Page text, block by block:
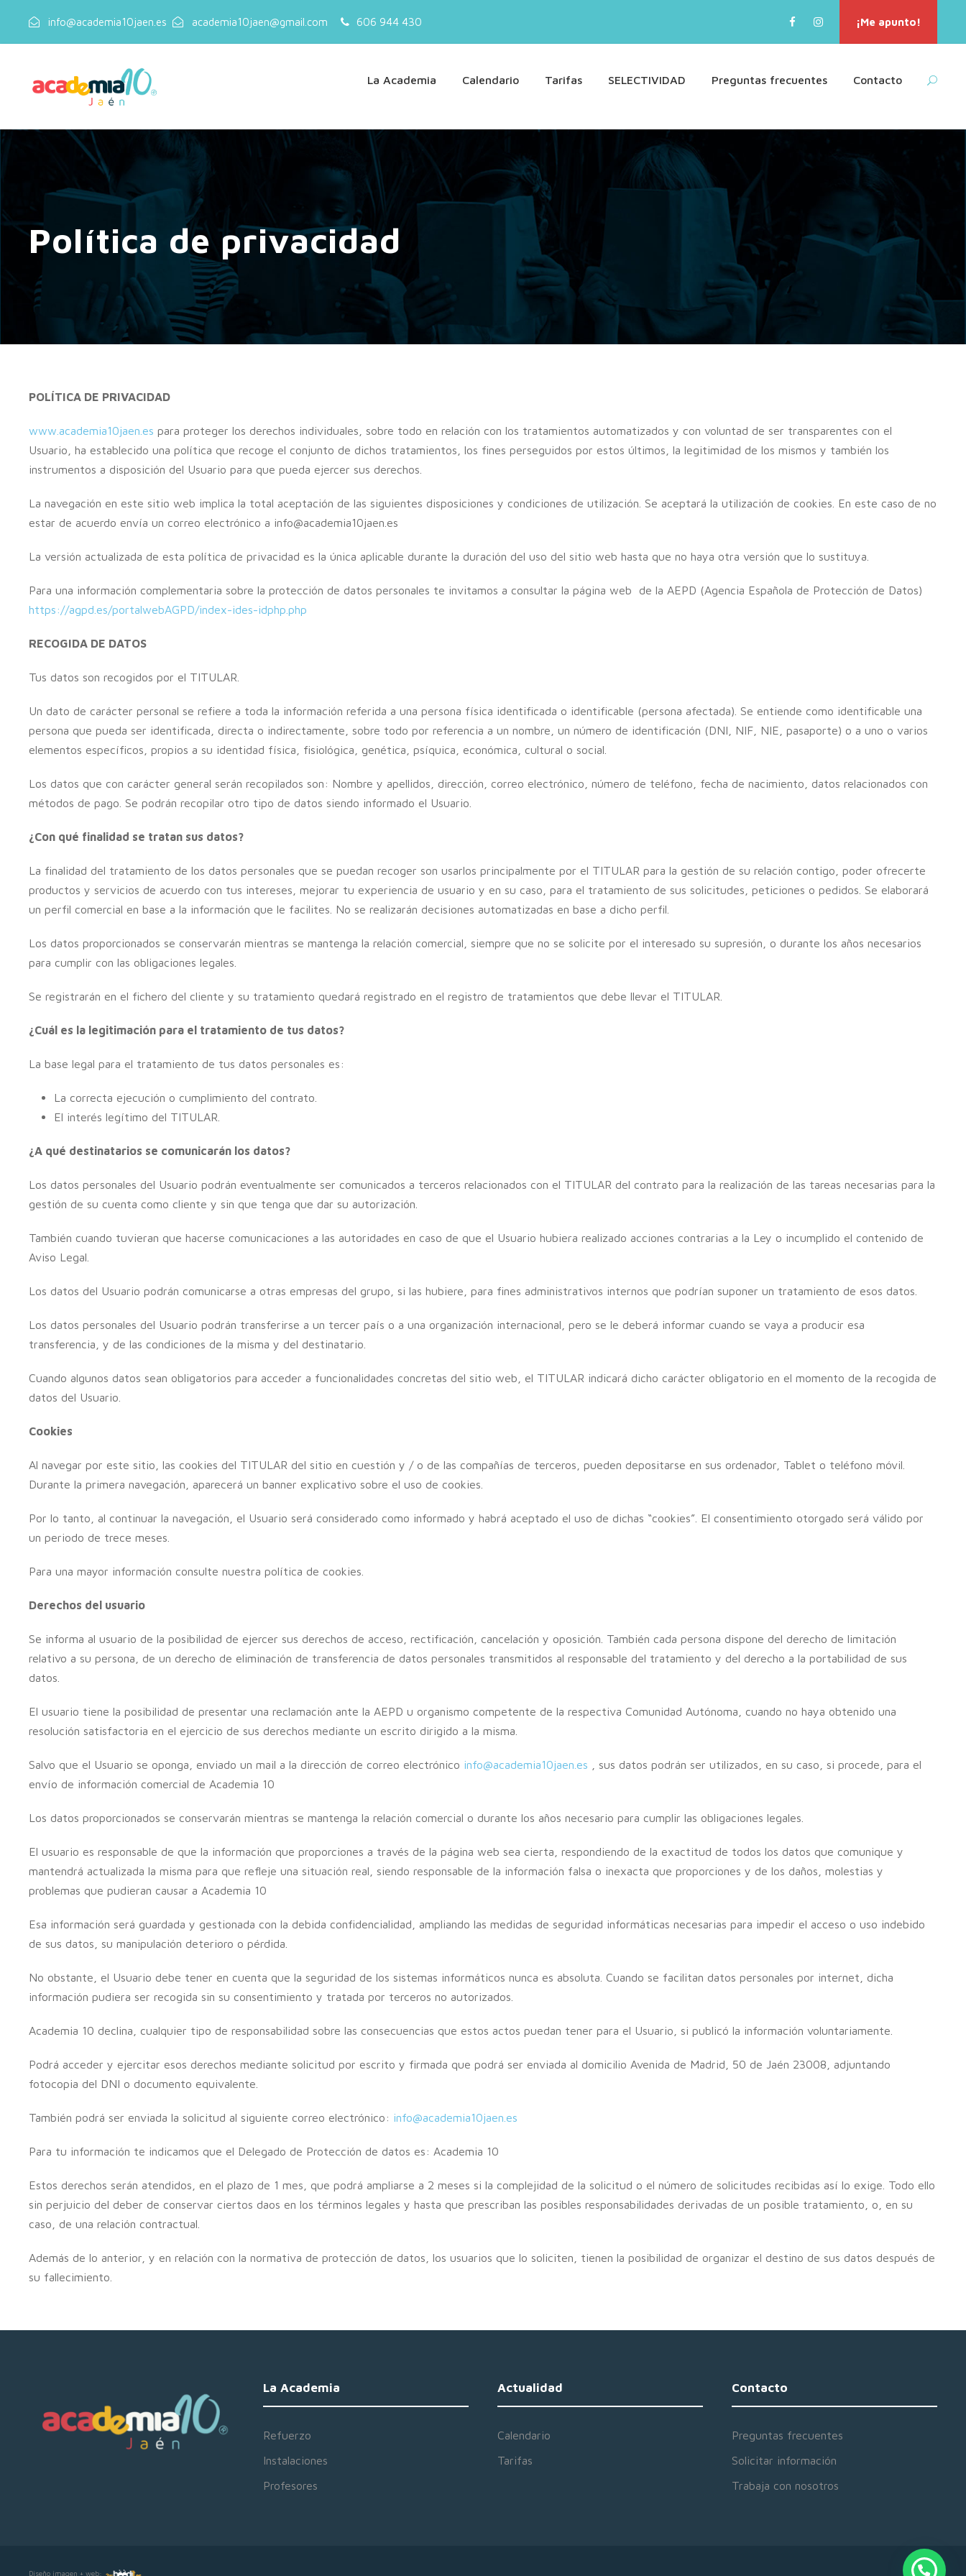
info@academia10jaen.es academia10jaen@gmail.com 606 944 430 ¡Me apunto!
La Academia Calendario Tarifas SELECTIVIDAD Preguntas frecuentes Contacto
Política de privacidad
POLÍTICA DE PRIVACIDAD
www.academia10jaen.es para proteger los derechos individuales, sobre todo en relación con los tratamientos automatizados y con voluntad de ser transparentes con el
Usuario, ha establecido una política que recoge el conjunto de dichos tratamientos, los fines perseguidos por estos últimos, la legitimidad de los mismos y también los
instrumentos a disposición del Usuario para que pueda ejercer sus derechos.
La navegación en este sitio web implica la total aceptación de las siguientes disposiciones y condiciones de utilización. Se aceptará la utilización de cookies. En este caso de no
estar de acuerdo envía un correo electrónico a info@academia10jaen.es
La versión actualizada de esta política de privacidad es la única aplicable durante la duración del uso del sitio web hasta que no haya otra versión que lo sustituya.
Para una información complementaria sobre la protección de datos personales te invitamos a consultar la página web de la AEPD (Agencia Española de Protección de Datos)
https://agpd.es/portalwebAGPD/index-ides-idphp.php
RECOGIDA DE DATOS
Tus datos son recogidos por el TITULAR.
Un dato de carácter personal se refiere a toda la información referida a una persona física identificada o identificable (persona afectada). Se entiende como identificable una
persona que pueda ser identificada, directa o indirectamente, sobre todo por referencia a un nombre, un número de identificación (DNI, NIF, NIE, pasaporte) o a uno o varios
elementos específicos, propios a su identidad física, fisiológica, genética, psíquica, económica, cultural o social.
Los datos que con carácter general serán recopilados son: Nombre y apellidos, dirección, correo electrónico, número de teléfono, fecha de nacimiento, datos relacionados con
métodos de pago. Se podrán recopilar otro tipo de datos siendo informado el Usuario.
¿Con qué finalidad se tratan sus datos?
La finalidad del tratamiento de los datos personales que se puedan recoger son usarlos principalmente por el TITULAR para la gestión de su relación contigo, poder ofrecerte
productos y servicios de acuerdo con tus intereses, mejorar tu experiencia de usuario y en su caso, para el tratamiento de sus solicitudes, peticiones o pedidos. Se elaborará
un perfil comercial en base a la información que le facilites. No se realizarán decisiones automatizadas en base a dicho perfil.
Los datos proporcionados se conservarán mientras se mantenga la relación comercial, siempre que no se solicite por el interesado su supresión, o durante los años necesarios
para cumplir con las obligaciones legales.
Se registrarán en el fichero del cliente y su tratamiento quedará registrado en el registro de tratamientos que debe llevar el TITULAR.
¿Cuál es la legitimación para el tratamiento de tus datos?
La base legal para el tratamiento de tus datos personales es:
La correcta ejecución o cumplimiento del contrato.
El interés legítimo del TITULAR.
¿A qué destinatarios se comunicarán los datos?
Los datos personales del Usuario podrán eventualmente ser comunicados a terceros relacionados con el TITULAR del contrato para la realización de las tareas necesarias para la
gestión de su cuenta como cliente y sin que tenga que dar su autorización.
También cuando tuvieran que hacerse comunicaciones a las autoridades en caso de que el Usuario hubiera realizado acciones contrarias a la Ley o incumplido el contenido de
Aviso Legal.
Los datos del Usuario podrán comunicarse a otras empresas del grupo, si las hubiere, para fines administrativos internos que podrían suponer un tratamiento de esos datos.
Los datos personales del Usuario podrán transferirse a un tercer país o a una organización internacional, pero se le deberá informar cuando se vaya a producir esa
transferencia, y de las condiciones de la misma y del destinatario.
Cuando algunos datos sean obligatorios para acceder a funcionalidades concretas del sitio web, el TITULAR indicará dicho carácter obligatorio en el momento de la recogida de
datos del Usuario.
Cookies
Al navegar por este sitio, las cookies del TITULAR del sitio en cuestión y / o de las compañías de terceros, pueden depositarse en sus ordenador, Tablet o teléfono móvil.
Durante la primera navegación, aparecerá un banner explicativo sobre el uso de cookies.
Por lo tanto, al continuar la navegación, el Usuario será considerado como informado y habrá aceptado el uso de dichas “cookies”. El consentimiento otorgado será válido por
un periodo de trece meses.
Para una mayor información consulte nuestra política de cookies.
Derechos del usuario
Se informa al usuario de la posibilidad de ejercer sus derechos de acceso, rectificación, cancelación y oposición. También cada persona dispone del derecho de limitación
relativo a su persona, de un derecho de eliminación de transferencia de datos personales transmitidos al responsable del tratamiento y del derecho a la portabilidad de sus
datos.
El usuario tiene la posibilidad de presentar una reclamación ante la AEPD u organismo competente de la respectiva Comunidad Autónoma, cuando no haya obtenido una
resolución satisfactoria en el ejercicio de sus derechos mediante un escrito dirigido a la misma.
Salvo que el Usuario se oponga, enviado un mail a la dirección de correo electrónico info@academia10jaen.es , sus datos podrán ser utilizados, en su caso, si procede, para el
envío de información comercial de Academia 10
Los datos proporcionados se conservarán mientras se mantenga la relación comercial o durante los años necesario para cumplir las obligaciones legales.
El usuario es responsable de que la información que proporciones a través de la página web sea cierta, respondiendo de la exactitud de todos los datos que comunique y
mantendrá actualizada la misma para que refleje una situación real, siendo responsable de la información falsa o inexacta que proporciones y de los daños, molestias y
problemas que pudieran causar a Academia 10
Esa información será guardada y gestionada con la debida confidencialidad, ampliando las medidas de seguridad informáticas necesarias para impedir el acceso o uso indebido
de sus datos, su manipulación deterioro o pérdida.
No obstante, el Usuario debe tener en cuenta que la seguridad de los sistemas informáticos nunca es absoluta. Cuando se facilitan datos personales por internet, dicha
información pudiera ser recogida sin su consentimiento y tratada por terceros no autorizados.
Academia 10 declina, cualquier tipo de responsabilidad sobre las consecuencias que estos actos puedan tener para el Usuario, si publicó la información voluntariamente.
Podrá acceder y ejercitar esos derechos mediante solicitud por escrito y firmada que podrá ser enviada al domicilio Avenida de Madrid, 50 de Jaén 23008, adjuntando
fotocopia del DNI o documento equivalente.
También podrá ser enviada la solicitud al siguiente correo electrónico: info@academia10jaen.es
Para tu información te indicamos que el Delegado de Protección de datos es: Academia 10
Estos derechos serán atendidos, en el plazo de 1 mes, que podrá ampliarse a 2 meses si la complejidad de la solicitud o el número de solicitudes recibidas así lo exige. Todo ello
sin perjuicio del deber de conservar ciertos daos en los términos legales y hasta que prescriban las posibles responsabilidades derivadas de un posible tratamiento, o, en su
caso, de una relación contractual.
Además de lo anterior, y en relación con la normativa de protección de datos, los usuarios que lo soliciten, tienen la posibilidad de organizar el destino de sus datos después de
su fallecimiento.
La Academia
Refuerzo
Instalaciones
Profesores
Actualidad
Calendario
Tarifas
Contacto
Preguntas frecuentes
Solicitar información
Trabaja con nosotros
Diseño imagen + web: